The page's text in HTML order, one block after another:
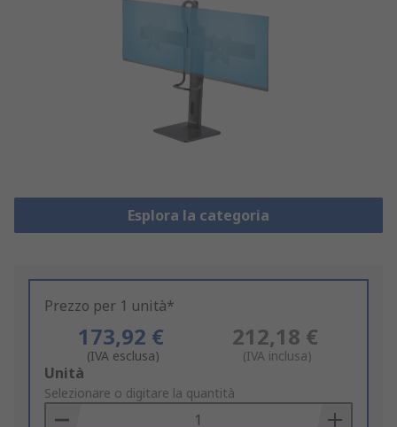
Esplora la categoria
Prezzo per 1 unità*
173,92 €
(IVA esclusa)
212,18 €
(IVA inclusa)
Add
to
Basket
Unità
Selezionare o digitare la quantità